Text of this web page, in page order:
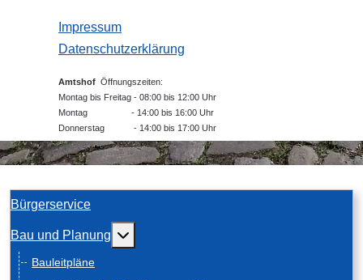
Impressum
Datenschutzerklärung
Amtshof Öffnungszeiten:
Montag bis Freitag - 08:00 bis 12:00 Uhr
Montag - 14:00 bis 16:00 Uhr
Donnerstag - 14:00 bis 17:00 Uhr
Bürgerservice
Bau und Planung Weitere Informationen: Bau und Planung
Bauleitpläne